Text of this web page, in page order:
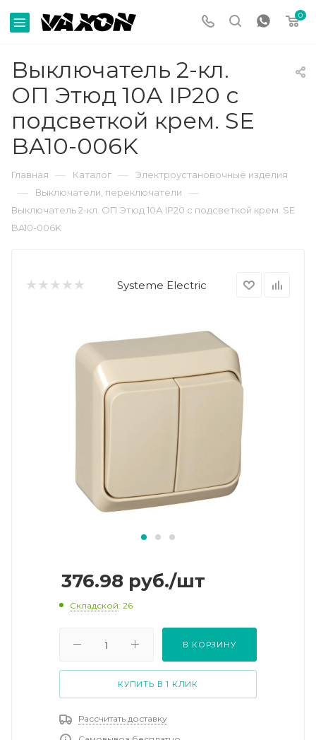
0
Выключатель 2-кл.
ОП Этюд 10А IP20 с
подсветкой крем. SE
BA10-006K
Главная — Каталог — Электроустановочные изделия
— Выключатели, переключатели —
Выключатель 2-кл. ОП Этюд 10А IP20 с подсветкой крем. SE
BA10-006K
Systeme Electric
376.98 руб./шт
Складской: 26
В КОРЗИНУ
КУПИТЬ В 1 КЛИК
Рассчитать доставку